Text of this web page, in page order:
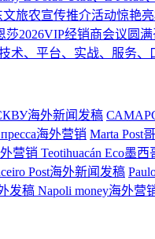
旅农宣传推介活动惊艳
莎2026VIP经销商会议圆
术、平台、实战、服务、
海外新闻发稿
海外营销 Marta Post
营销 Teotihuacán Eco墨
Post海外新闻发稿
发稿 Napoli money海外营